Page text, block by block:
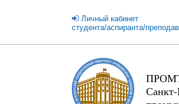
Личный кабинет
студента/аспиранта/
Санкт-